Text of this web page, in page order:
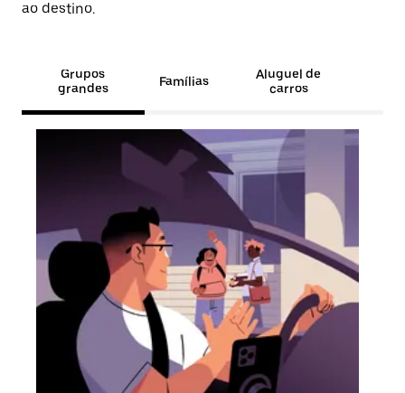
ao destino.
Grupos
grandes
Famílias
Aluguel de
carros